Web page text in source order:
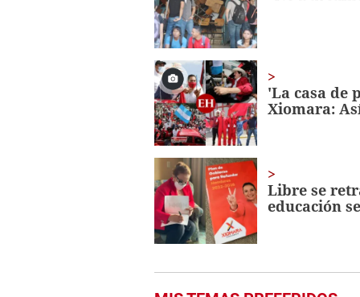
secondsVolume
0%
'La casa de
Xiomara:
Libre se
educación